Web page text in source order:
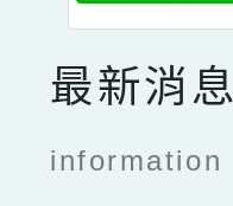
最新消
information